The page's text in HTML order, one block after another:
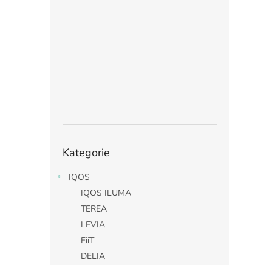
kategorie
Kategorie
IQOS
IQOS ILUMA
TEREA
LEVIA
FiiT
DELIA